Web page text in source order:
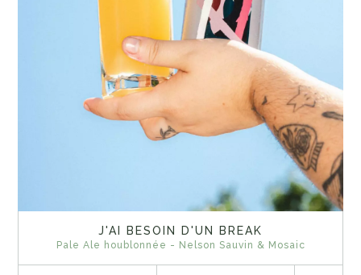
J'AI BESOIN D'UN BREAK
Pale Ale houblonnée - Nelson Sauvin & Mosaic